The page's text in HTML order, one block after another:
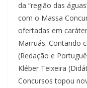
da “região das
com o Massa
ofertadas em
Marruás. Contando
(Redação e
Kléber Teixeira
Concursos topou